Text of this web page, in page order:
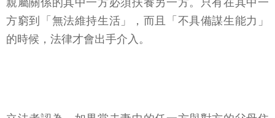
其實在一般情況下，法律不會無緣無故要求兩個具有
親屬關係的其中一方必須扶養另一方。只有在其中一